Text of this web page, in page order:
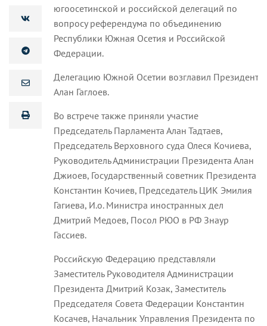
югоосетинской и российской делегаций по
вопросу референдума по объединению
Республики Южная Осетия и Российской
Федерации.
Делегацию Южной Осетии возглавил Президент
Алан Гаглоев.
Во встрече также приняли участие
Председатель Парламента Алан Тадтаев,
Председатель Верховного суда Олеся Кочиева,
Руководитель Администрации Президента Алан
Джиоев, Государственный советник Президента
Константин Кочиев, Председатель ЦИК Эмилия
Гагиева, И.о. Министра иностранных дел
Дмитрий Медоев, Посол РЮО в РФ Знаур
Гассиев.
Российскую Федерацию представляли
Заместитель Руководителя Администрации
Президента Дмитрий Козак, Заместитель
Председателя Совета Федерации Константин
Косачев, Начальник Управления Президента по